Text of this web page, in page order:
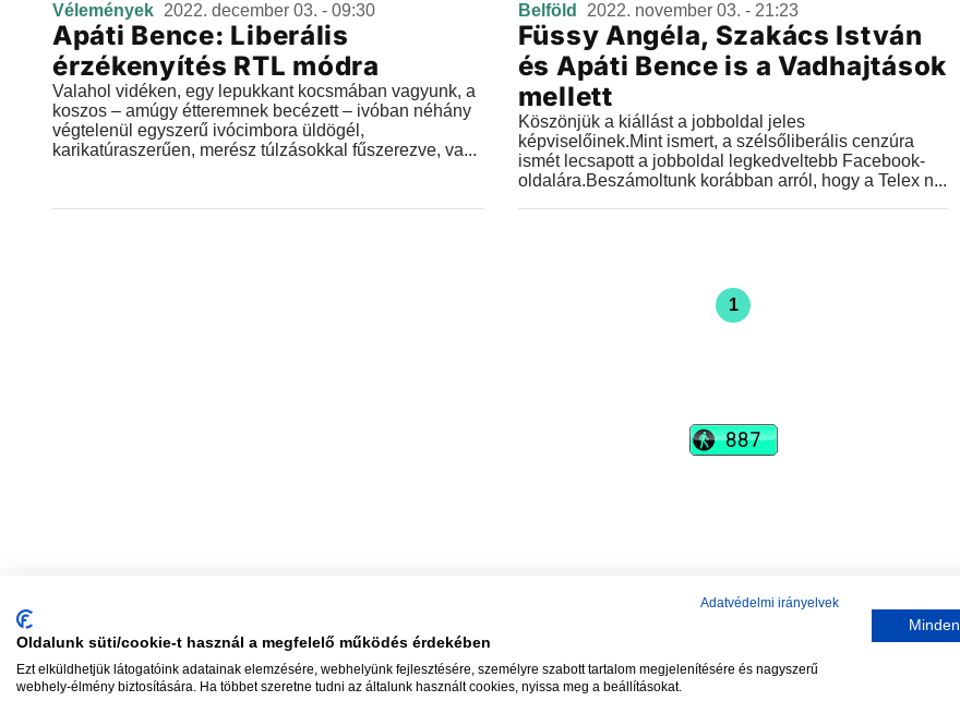
Vélemények 2022. december 03. - 09:30
Apáti Bence: Liberális
érzékenyítés RTL módra
Valahol vidéken, egy lepukkant kocsmában vagyunk, a
koszos – amúgy étteremnek becézett – ivóban néhány
végtelenül egyszerű ivócimbora üldögél,
karikatúraszerűen, merész túlzásokkal fűszerezve, va...
Belföld 2022. november 03. - 21:23
Füssy Angéla, Szakács István
és Apáti Bence is a Vadhajtások
mellett
Köszönjük a kiállást a jobboldal jeles
képviselőinek.Mint ismert, a szélsőliberális cenzúra
ismét lecsapott a jobboldal legkedveltebb Facebook-
oldalára.Beszámoltunk korábban arról, hogy a Telex n...
1
ImpresszumSzerzői jogok
Adatvédelmi irányelvek
Oldalunk süti/cookie-t használ a megfelelő működés érdekében
Ezt elküldhetjük látogatóink adatainak elemzésére, webhelyünk fejlesztésére, személyre szabott tartalom megjelenítésére és nagyszerű
webhely-élmény biztosítására. Ha többet szeretne tudni az általunk használt cookies, nyissa meg a beállításokat.